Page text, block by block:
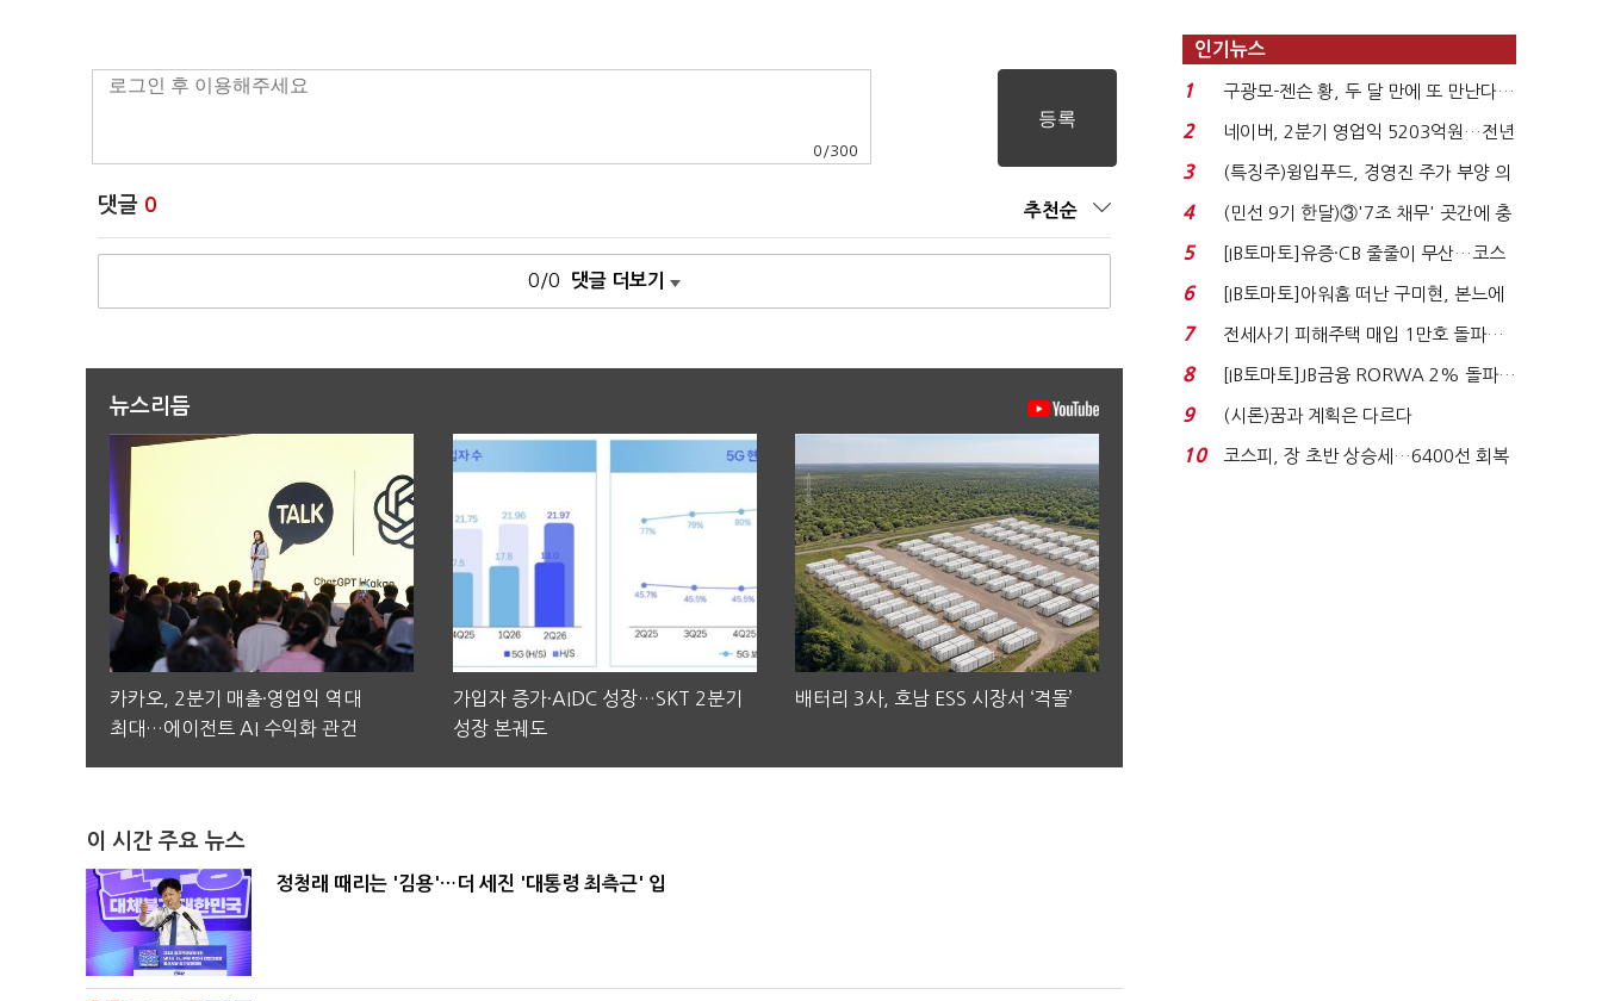
0 /300
댓글 0 추천순
0/0 댓글 더보기
뉴스리듬
카카오, 2분기 매출·영업익 역대
최대…에이전트 AI 수익화 관건
가입자 증가·AIDC 성장…SKT 2분기
성장 본궤도
배터리 3사, 호남 ESS 시장서 ‘격돌’
이 시간 주요 뉴스
정청래 때리는 '김용'…더 세진 '대통령 최측근' 입
인기뉴스
1
구광모-젠슨 황, 두 달 만에 또 만난다…
로봇·AI 등 논...
2
네이버, 2분기 영업익 5203억원…전년
비 0.2% 감소...
3
(특징주)윙입푸드, 경영진 주가 부양 의
지에 상한가...
4
(민선 9기 한달)③'7조 채무' 곳간에 충
격…추미애, 20년...
5
[IB토마토]유증·CB 줄줄이 무산…코스
닥 벌점 급증에 ...
6
[IB토마토]아워홈 떠난 구미현, 본느에
340억 베팅…가...
7
전세사기 피해주택 매입 1만호 돌파…
누적 피해자 4만2...
8
[IB토마토]JB금융 RORWA 2% 돌파…
실적 견인은 은행 ...
9 (시론)꿈과 계획은 다르다
10
코스피, 장 초반 상승세…6400선 회복